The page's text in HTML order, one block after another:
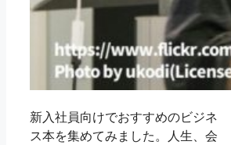
新入社員向けでおすすめのビジネ
ス本を集めてみました。人生、会